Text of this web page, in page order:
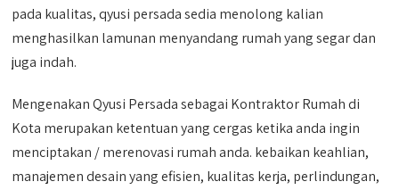
pada kualitas, qyusi persada sedia menolong kalian
menghasilkan lamunan menyandang rumah yang segar dan
juga indah.
Mengenakan Qyusi Persada sebagai Kontraktor Rumah di
Kota merupakan ketentuan yang cergas ketika anda ingin
menciptakan / merenovasi rumah anda. kebaikan keahlian,
manajemen desain yang efisien, kualitas kerja, perlindungan,